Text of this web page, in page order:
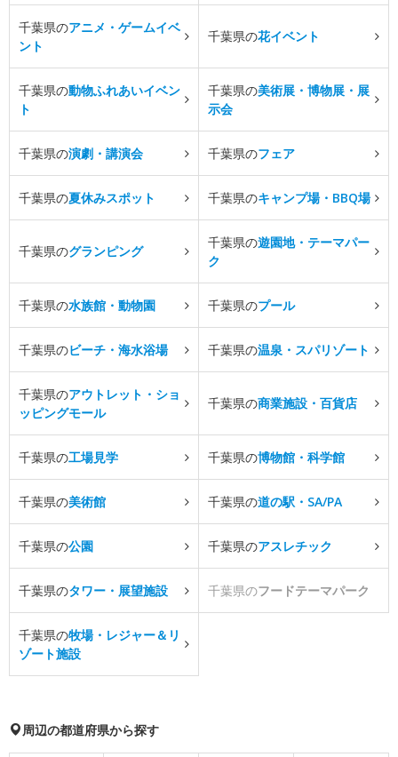
千葉県のアニメ・ゲームイベ
ント
千葉県の花イベント
千葉県の動物ふれあいイベン
ト
千葉県の美術展・博物展・展
示会
千葉県の演劇・講演会 千葉県のフェア
千葉県の夏休みスポット 千葉県のキャンプ場・BBQ場
千葉県のグランピング
千葉県の遊園地・テーマパー
ク
千葉県の水族館・動物園 千葉県のプール
千葉県のビーチ・海水浴場 千葉県の温泉・スパリゾート
千葉県のアウトレット・ショ
ッピングモール
千葉県の商業施設・百貨店
千葉県の工場見学 千葉県の博物館・科学館
千葉県の美術館 千葉県の道の駅・SA/PA
千葉県の公園 千葉県のアスレチック
千葉県のタワー・展望施設 千葉県のフードテーマパーク
千葉県の牧場・レジャー＆リ
ゾート施設
周辺の都道府県から探す